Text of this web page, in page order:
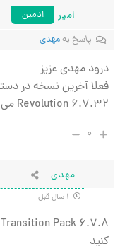
امیر
ادمین
پاسخ بهمهدی
درود مهدی عزیز
Revolution 6.7.32 می باشد.
۰
مهدی
کنید